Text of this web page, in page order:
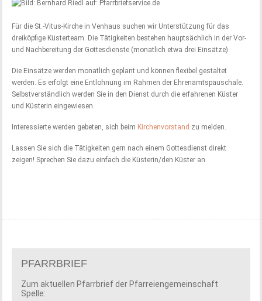
Für die St.-Vitus-Kirche in Venhaus suchen wir Unterstützung für das
dreiköpfige Küsterteam. Die Tätigkeiten bestehen hauptsächlich in der Vor-
und Nachbereitung der Gottesdienste (monatlich etwa drei Einsätze).
Die Einsätze werden monatlich geplant und können flexibel gestaltet
werden. Es erfolgt eine Entlohnung im Rahmen der Ehrenamtspauschale.
Selbstverständlich werden Sie in den Dienst durch die erfahrenen Küster
und Küsterin eingewiesen.
Interessierte werden gebeten, sich beim Kirchenvorstand zu melden.
Lassen Sie sich die Tätigkeiten gern nach einem Gottesdienst direkt
zeigen! Sprechen Sie dazu einfach die Küsterin/den Küster an.
PFARRBRIEF
Zum aktuellen Pfarrbrief der Pfarreiengemeinschaft
Spelle: